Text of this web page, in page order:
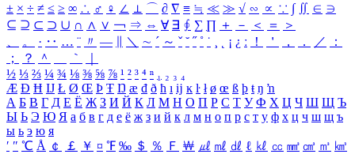
± × ÷ ≠ ≤ ≥ ∞ ∴ ♂ ♀ ∠ ⊥ ⌒ ∂ ∇ ≡ ≒ ≪ ≫ √ ∽ ∝ ∵ ∫ ∬ ∈ ∋
⊆ ⊇ ⊂ ⊃ ∪ ∩ ∧ ∨ ￢ ⇒ ⇔ ∀ ∃ ∮ ∑ ∏ ＋ － ＜ ＝
＞
、
。 · ‥ … ¨ 〃 ― ＼ ∼ ´ ～ ˇ ˘ ˝ ˚ ˙ ¸ ¡ ¿ ː ！ ＇ ， ． ／
：
；
？ ＾ ｀
½ ⅓ ⅔ ¼ ¾ ⅛ ⅜ ⅝ ⅞ ¹ ² ³ ⁴ ⁿ ₁ ₂ ₃ ₄
Æ Ð Ħ Ĳ Ł Ø Œ Þ Ŧ Ŋ æ đ ð ħ ı ĳ ĸ ŀ ł ø œ ß þ ŧ ŋ ŉ
А Б В Г Д Е Ё Ж З И Й К Л М Н О П Р С Т У Ф Х Ц Ч Ш Щ Ъ
Ы Ь Э Ю Я а б в г д е ё ж з и й к л м н о п р с т у ф х ц ч ш щ ъ
ы ь э ю я
′ ″ ℃ Å ￠ ￡ ￥ ¤ ℉ ‰ ＄ ％ Ｆ ￦ ㎕ ㎖ ㎗ ℓ ㎘ ㏄ ㎣ ㎤ ㎥ ㎦